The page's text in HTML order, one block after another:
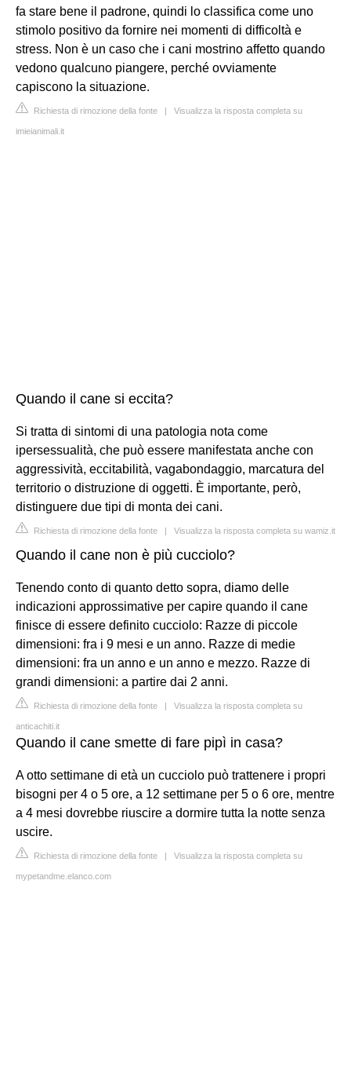
fa stare bene il padrone, quindi lo classifica come uno
stimolo positivo da fornire nei momenti di difficoltà e
stress. Non è un caso che i cani mostrino affetto quando
vedono qualcuno piangere, perché ovviamente
capiscono la situazione.
Richiesta di rimozione della fonte | Visualizza la risposta completa su
imieianimali.it
Quando il cane si eccita?
Si tratta di sintomi di una patologia nota come
ipersessualità, che può essere manifestata anche con
aggressività, eccitabilità, vagabondaggio, marcatura del
territorio o distruzione di oggetti. È importante, però,
distinguere due tipi di monta dei cani.
Richiesta di rimozione della fonte | Visualizza la risposta completa su wamiz.it
Quando il cane non è più cucciolo?
Tenendo conto di quanto detto sopra, diamo delle
indicazioni approssimative per capire quando il cane
finisce di essere definito cucciolo: Razze di piccole
dimensioni: fra i 9 mesi e un anno. Razze di medie
dimensioni: fra un anno e un anno e mezzo. Razze di
grandi dimensioni: a partire dai 2 anni.
Richiesta di rimozione della fonte | Visualizza la risposta completa su
anticachiti.it
Quando il cane smette di fare pipì in casa?
A otto settimane di età un cucciolo può trattenere i propri
bisogni per 4 o 5 ore, a 12 settimane per 5 o 6 ore, mentre
a 4 mesi dovrebbe riuscire a dormire tutta la notte senza
uscire.
Richiesta di rimozione della fonte | Visualizza la risposta completa su
mypetandme.elanco.com